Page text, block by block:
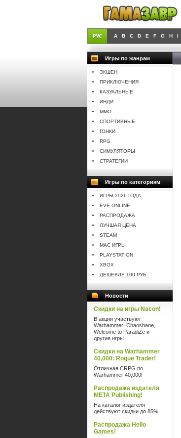
A B C D E F G H I
Игры по жанрам
ЭКШЕН
ПРИКЛЮЧЕНИЯ
КАЗУАЛЬНЫЕ
ИНДИ
MMO
СПОРТИВНЫЕ
ГОНКИ
RPG
СИМУЛЯТОРЫ
СТРАТЕГИИ
Игры по категориям
ИГРЫ 2026 ГОДА
EVE ONLINE
РАСПРОДАЖА
ЛУЧШАЯ ЦЕНА
STEAM
MAC ИГРЫ
PLAYSTATION
XBOX
ДЕШЕВЛЕ 100 РУБ
Новости
Скидки на игры Nacon!
В акции участвуют
Warhammer: Chaosbane,
Welcome to ParadiZe и
другие игры
Скидки на Warhammer
40,000: Rogue Trader!
Отличная CRPG по
Warhammer 40,000!
Распродажа издателя
META Publishing!
На каталог издателя
действуют скидки до 85%
Распродажа Hello
Games!